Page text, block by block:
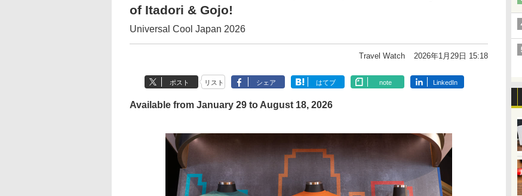
of Itadori & Gojo!
Universal Cool Japan 2026
Travel Watch 2026年1月29日 15:18
ポスト リスト シェア はてブ note LinkedIn
Available from January 29 to August 18, 2026